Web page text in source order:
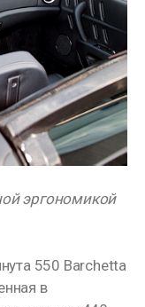
эргономикой
550 Barchetta
в